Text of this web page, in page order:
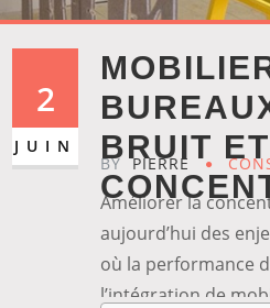
2
JUIN
BRUIT
BY PIERRE
Améliorer la
aujourd’hui des
où la performance
l’intégration de